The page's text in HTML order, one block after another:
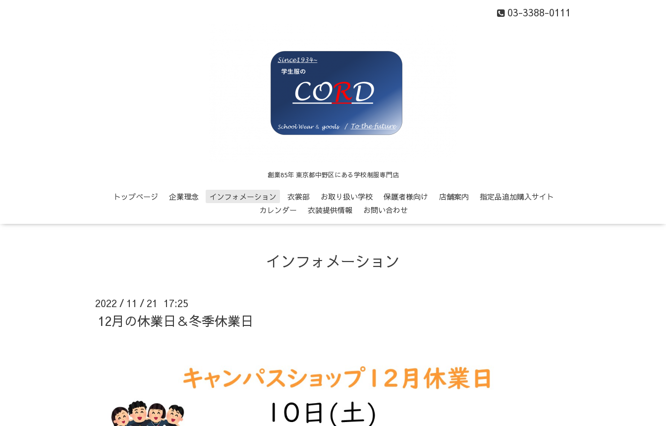
03-3388-0111
創業85年 東京都中野区にある学校制服専門店
トップページ 企業理念 インフォメーション 衣裳部 お取り扱い学校 保護者様向け 店舗案内
指定品追加購入サイト
カレンダー
衣装提供情報 お問い合わせ
インフォメーション
2022 / 11 / 21 17:25
12月の休業日＆冬季休業日